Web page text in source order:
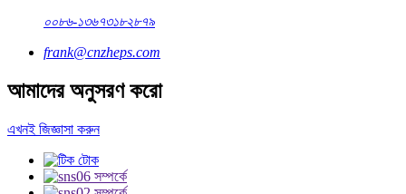
০০৮৬-১৩৬৭৩১৮২৮৭৯
frank@cnzheps.com
আমাদের অনুসরণ করো
এখনই জিজ্ঞাসা করুন